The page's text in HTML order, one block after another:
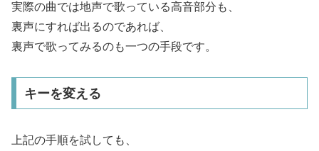
実際の曲では地声で歌っている高音部分も、
裏声にすれば出るのであれば、
裏声で歌ってみるのも一つの手段です。
キーを変える
上記の手順を試しても、